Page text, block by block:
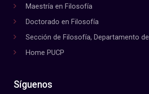
Maestría en Filosofía
Doctorado en Filosofía
Sección de Filosofía, Departamento
Home PUCP
Síguenos